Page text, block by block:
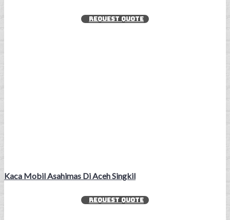
REQUEST QUOTE
Kaca Mobil Asahimas Di Aceh Singkil
REQUEST QUOTE